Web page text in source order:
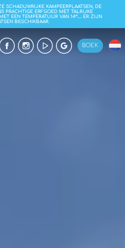
SCHADUWRIJKE KAMPEERPLAATSEN, DE
PRACHTIGE ERFGOED MET TALRIJKE
EEN TEMPERATUUR VAN 14°…. ER ZIJN
BESCHIKBAAR.
BOEK